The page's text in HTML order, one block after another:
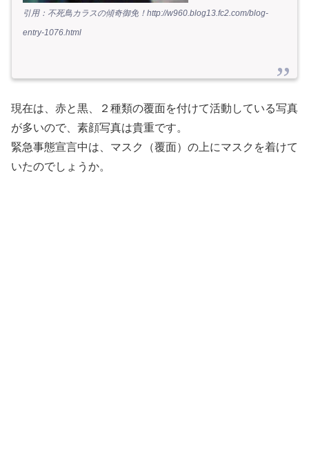
引用：不死鳥カラスの傾奇御免！ http://w960.blog13.fc2.com/blog-
entry-1076.html
現在は、赤と黒、２種類の覆面を付けて活動している写真
が多いので、素顔写真は貴重です。
緊急事態宣言中は、マスク（覆面）の上にマスクを着けて
いたのでしょうか。